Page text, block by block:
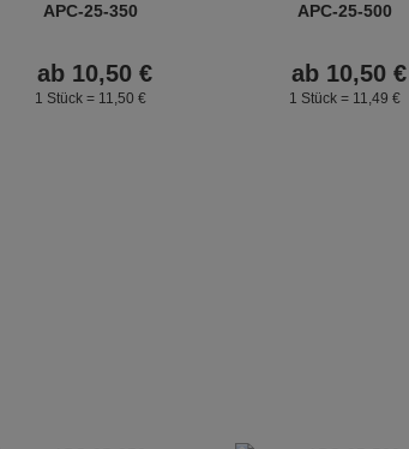
APC-25-350
ab 10,50 €
1 Stück = 11, 50 €
APC-25-500
ab 10,50 €
1 Stück = 11, 49 €